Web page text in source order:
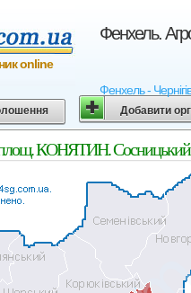
Фенхель.
Фенхель -
online
Добавити
КОНЯТИН. Сосницький